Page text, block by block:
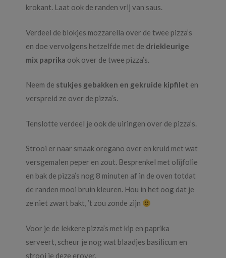
krokant. Laat ook de randen vrij van saus.
Verdeel de blokjes mozzarella over de twee pizza’s
en doe vervolgens hetzelfde met de driekleurige
mix paprika ook over de twee pizza’s.
Neem de stukjes gebakken en gekruide kipfilet en
verspreid ze over de pizza’s.
Tenslotte verdeel je ook de uiringen over de pizza’s.
Strooi er naar smaak oregano over en kruid met wat
versgemalen peper en zout. Besprenkel met olijfolie
en bak de pizza’s nog 8 minuten af in de oven totdat
de randen mooi bruin kleuren. Hou in het oog dat je
ze niet zwart bakt, ’t zou zonde zijn
Voor je de lekkere pizza’s met kip en paprika
serveert, scheur je nog wat blaadjes basilicum en
strooi je deze erover.